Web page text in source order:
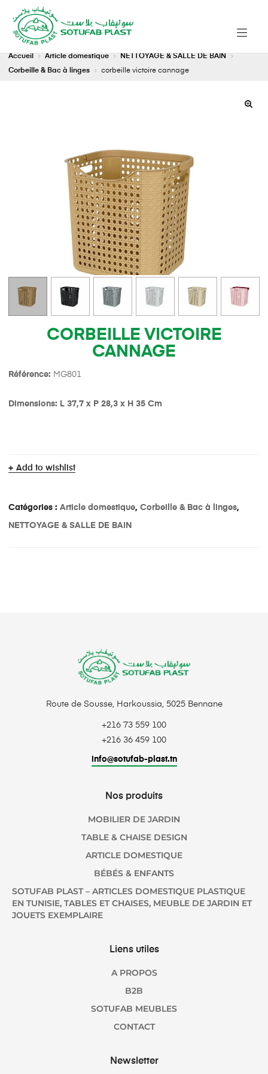
Accueil Article domestique
NETTOYAGE & SALLE DE BAIN
Corbeille & Bac à linges
corbeille victoire cannage
CORBEILLE VICTOIRE
CANNAGE
Référence: MG801
Dimensions: L 37,7 x P 28,3 x H 35 Cm
Add to wishlist
Catégories : Article domestique, Corbeille & Bac à linges,
NETTOYAGE & SALLE DE BAIN
Route de Sousse, Harkoussia, 5025 Bennane
+216 73 559 100
+216 36 459 100
info@sotufab-plast.tn
Nos produits
MOBILIER DE JARDIN
TABLE & CHAISE DESIGN
ARTICLE DOMESTIQUE
BÉBÉS & ENFANTS
SOTUFAB PLAST – ARTICLES DOMESTIQUE PLASTIQUE
EN TUNISIE, TABLES ET CHAISES, MEUBLE DE JARDIN ET
JOUETS EXEMPLAIRE
Liens utiles
A PROPOS
B2B
SOTUFAB MEUBLES
CONTACT
Newsletter